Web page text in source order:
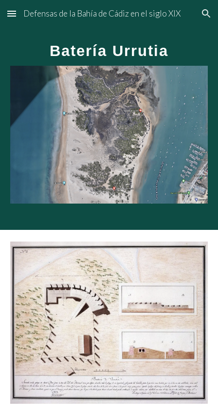
Skip to main content Skip to navigation
Defensas de la Bahía de Cádiz en el siglo XIX
Batería Urrutia